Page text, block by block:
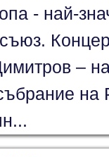
- най-
–
на